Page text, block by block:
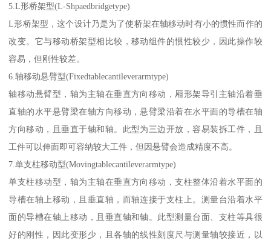
5.L形桥架型(L-Shpaedbridgetype)
L形桥架型，这个设计乃是为了使桥架在轴移动时有小的惯性而作的
改变。它与移动桥架型相比较，移动组件的惯性较少，因此操作较
容易，但刚性较差。
6.轴移动悬臂型(Fixedtablecantileverarmtype)
轴移动悬臂型，轴为主轴在垂直方向移动，厢形架导引主轴沿着垂
直轴的水平悬臂梁在轴方向移动，悬臂梁沿着在水平面的导槽在轴
方向移动，且垂直于轴和轴。此型为三边开放，容易装拆工件，且
工件可以伸面即可容纳较大工件，但因悬臂会造成精度不高。
7.单支柱移动型(Movingtablecantileverarmtype)
单支柱移动型，轴为主轴在垂直方向移动，支柱整体沿着水平面的
导槽在轴上移动，且垂直轴，而轴连接于支柱上。测量台沿着水平
面的导槽在轴上移动，且垂直轴和轴。此型测量台面、支柱等具很
好的刚性，因此变形少，且各轴的线性刻度尺与测量轴较接近，以